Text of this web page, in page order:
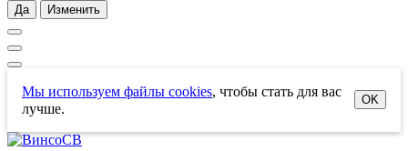
Да Изменить
Мы используем файлы cookies, чтобы стать для вас
лучше.
OK